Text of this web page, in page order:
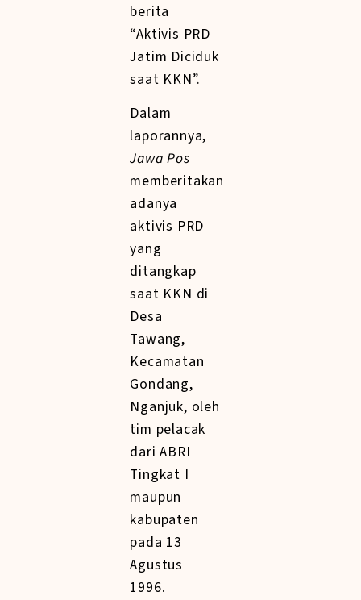
berita
“Aktivis PRD
Jatim Diciduk
saat KKN”.
Dalam
laporannya,
Jawa Pos
memberitakan
adanya
aktivis PRD
yang
ditangkap
saat KKN di
Desa
Tawang,
Kecamatan
Gondang,
Nganjuk, oleh
tim pelacak
dari ABRI
Tingkat I
maupun
kabupaten
pada 13
Agustus
1996.